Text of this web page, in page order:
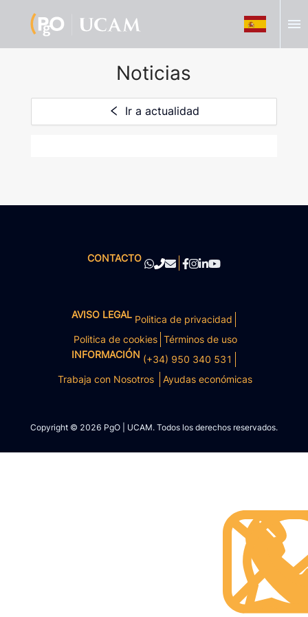
menu
Noticias
Ir a actualidad
CONTACTO
AVISO LEGAL Politica de privacidad
Politica de cookies Términos de uso
INFORMACIÓN (+34) 950 340 531
Trabaja con Nosotros
Ayudas económicas
Copyright © 2026 PgO | UCAM. Todos los derechos reservados.